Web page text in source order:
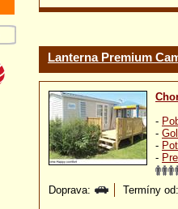
Lanterna Premium
-
-
-
-
Doprava: Termíny